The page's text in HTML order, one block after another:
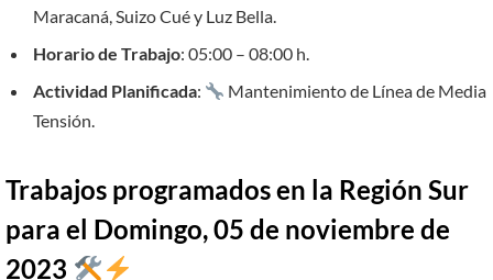
Maracaná, Suizo Cué y Luz Bella.
Horario de Trabajo: 05:00 – 08:00 h.
Actividad Planificada:
Mantenimiento de Línea de Media
Tensión.
Trabajos programados en la Región Sur
para el Domingo, 05 de noviembre de
2023